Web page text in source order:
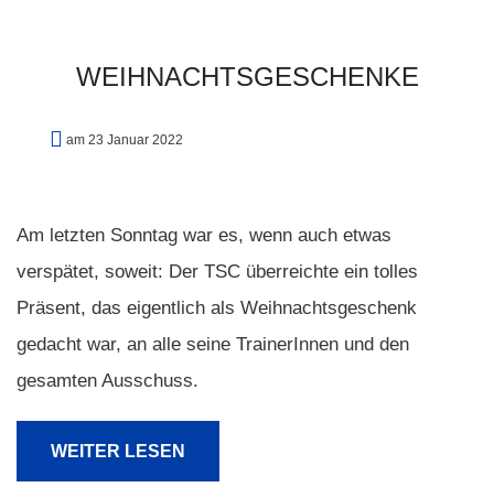
WEIHNACHTSGESCHENKE
am 23 Januar 2022
Am letzten Sonntag war es, wenn auch etwas
verspätet, soweit: Der TSC überreichte ein tolles
Präsent, das eigentlich als Weihnachtsgeschenk
gedacht war, an alle seine TrainerInnen und den
gesamten Ausschuss.
WEITER LESEN